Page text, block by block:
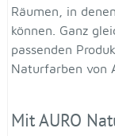
Räumen, in
können. Ganz
passenden
Naturfarben von
Mit AURO